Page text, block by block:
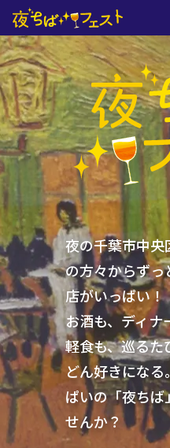
夜の千葉市中央
の方々からずっ
店がいっぱい！
お酒も、ディナ
軽食も、巡るた
どん好きになる
ぱいの「夜ち
せんか？